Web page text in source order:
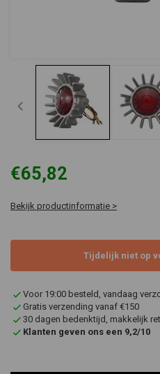
€65,82
Bekijk productinformatie >
Tijdelijk niet op
Voor 19:00 besteld, vandaag
Gratis verzending vanaf €150
30 dagen bedenktijd, makkelijk
Klanten geven ons een 9,2/10